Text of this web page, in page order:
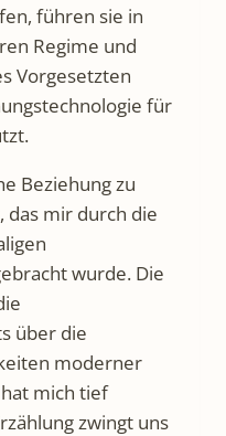
führen sie in
Regime und
Vorgesetzten
für
Beziehung zu
das mir durch die
wurde. Die
über die
moderner
mich tief
zwingt uns